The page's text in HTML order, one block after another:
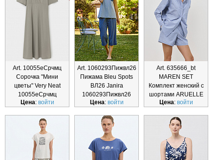
Art. 10055еСрчмц
Сорочка "Мини
цветы" Very Neat
10055еСрчмц
Цена: войти
Art. 1060293Пижвл26
Пижама Bleu Spots
ВЛ26 Janira
1060293Пижвл26
Цена: войти
Art. 635666_bt
MAREN SET
Комплект женский с
шортами ARUELLE
635666_bt
Цена: войти